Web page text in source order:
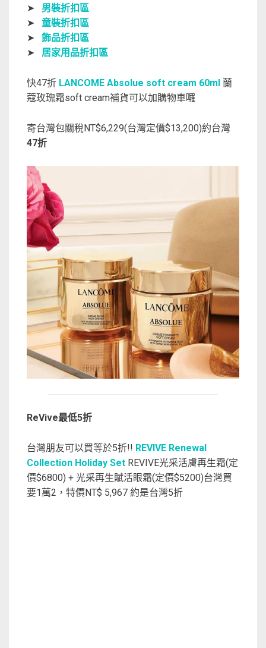
➤ 男裝折扣區
➤ 童裝折扣區
➤ 飾品折扣區
➤ 居家用品折扣區
快47折 LANCOME Absolue soft cream 60ml 蘭
蔻玫瑰霜soft cream補貨可以加購物車囉
寄台灣包關稅NT$6,229(台灣定價$13,200)約台灣
47折
ReVive最低5折
台灣朋友可以買等於5折!! REVIVE Renewal
Collection Holiday Set REVIVE光采活膚再生霜(定
價$6800) + 光采再生賦活眼霜(定價$5200)台灣買
要1萬2，特價NT$ 5,967 約是台灣5折